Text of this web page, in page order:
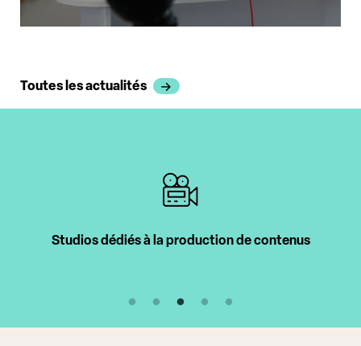
Toutes les actualités
Intervenants professionnels